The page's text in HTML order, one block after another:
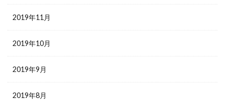
2019年11月
2019年10月
2019年9月
2019年8月